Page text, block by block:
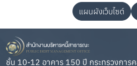
แผนผังเว็บไซต์
ชั้น 10-12 อาคาร 150 ปี กระทรวงการ